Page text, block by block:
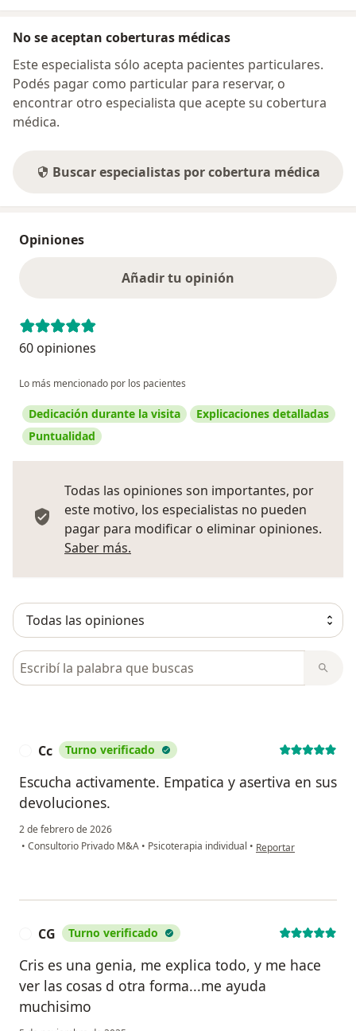
No se aceptan coberturas médicas
Este especialista sólo acepta pacientes particulares.
Podés pagar como particular para reservar, o
encontrar otro especialista que acepte su cobertura
médica.
Buscar especialistas por cobertura médica
Opiniones
Añadir tu opinión
60 opiniones
Lo más mencionado por los pacientes
Dedicación durante la visita
Explicaciones detalladas
Puntualidad
Todas las opiniones son importantes, por
este motivo, los especialistas no pueden
pagar para modificar o eliminar opiniones.
Saber más.
Busca en opiniones
Cc Turno verificado
Escucha activamente. Empatica y asertiva en sus
devoluciones.
2 de febrero de 2026
• Consultorio Privado M&A • Psicoterapia individual • en opinión del usuario
Reportar
CG Turno verificado
Cris es una genia, me explica todo, y me hace
ver las cosas d otra forma...me ayuda
muchisimo